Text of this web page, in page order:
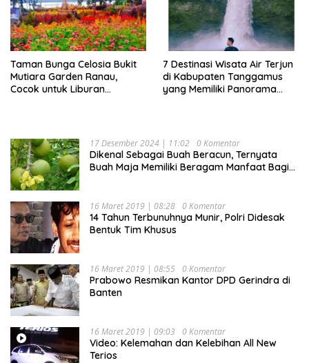
Taman Bunga Celosia Bukit
Mutiara Garden Ranau,
Cocok untuk Liburan
7 Destinasi Wisata Air Terjun
di Kabupaten Tanggamus
yang Memiliki Panorama
17 Desember 2024 | 11:02 0 Komentar
Dikenal Sebagai Buah Beracun, Ternyata
Buah Maja Memiliki Beragam Manfaat Bagi
16 Maret 2019 | 08:28 0 Komentar
14 Tahun Terbunuhnya Munir, Polri Didesak
Bentuk Tim Khusus
16 Maret 2019 | 08:55 0 Komentar
Prabowo Resmikan Kantor DPD Gerindra di
Banten
16 Maret 2019 | 09:03 0 Komentar
Video: Kelemahan dan Kelebihan All New
Terios